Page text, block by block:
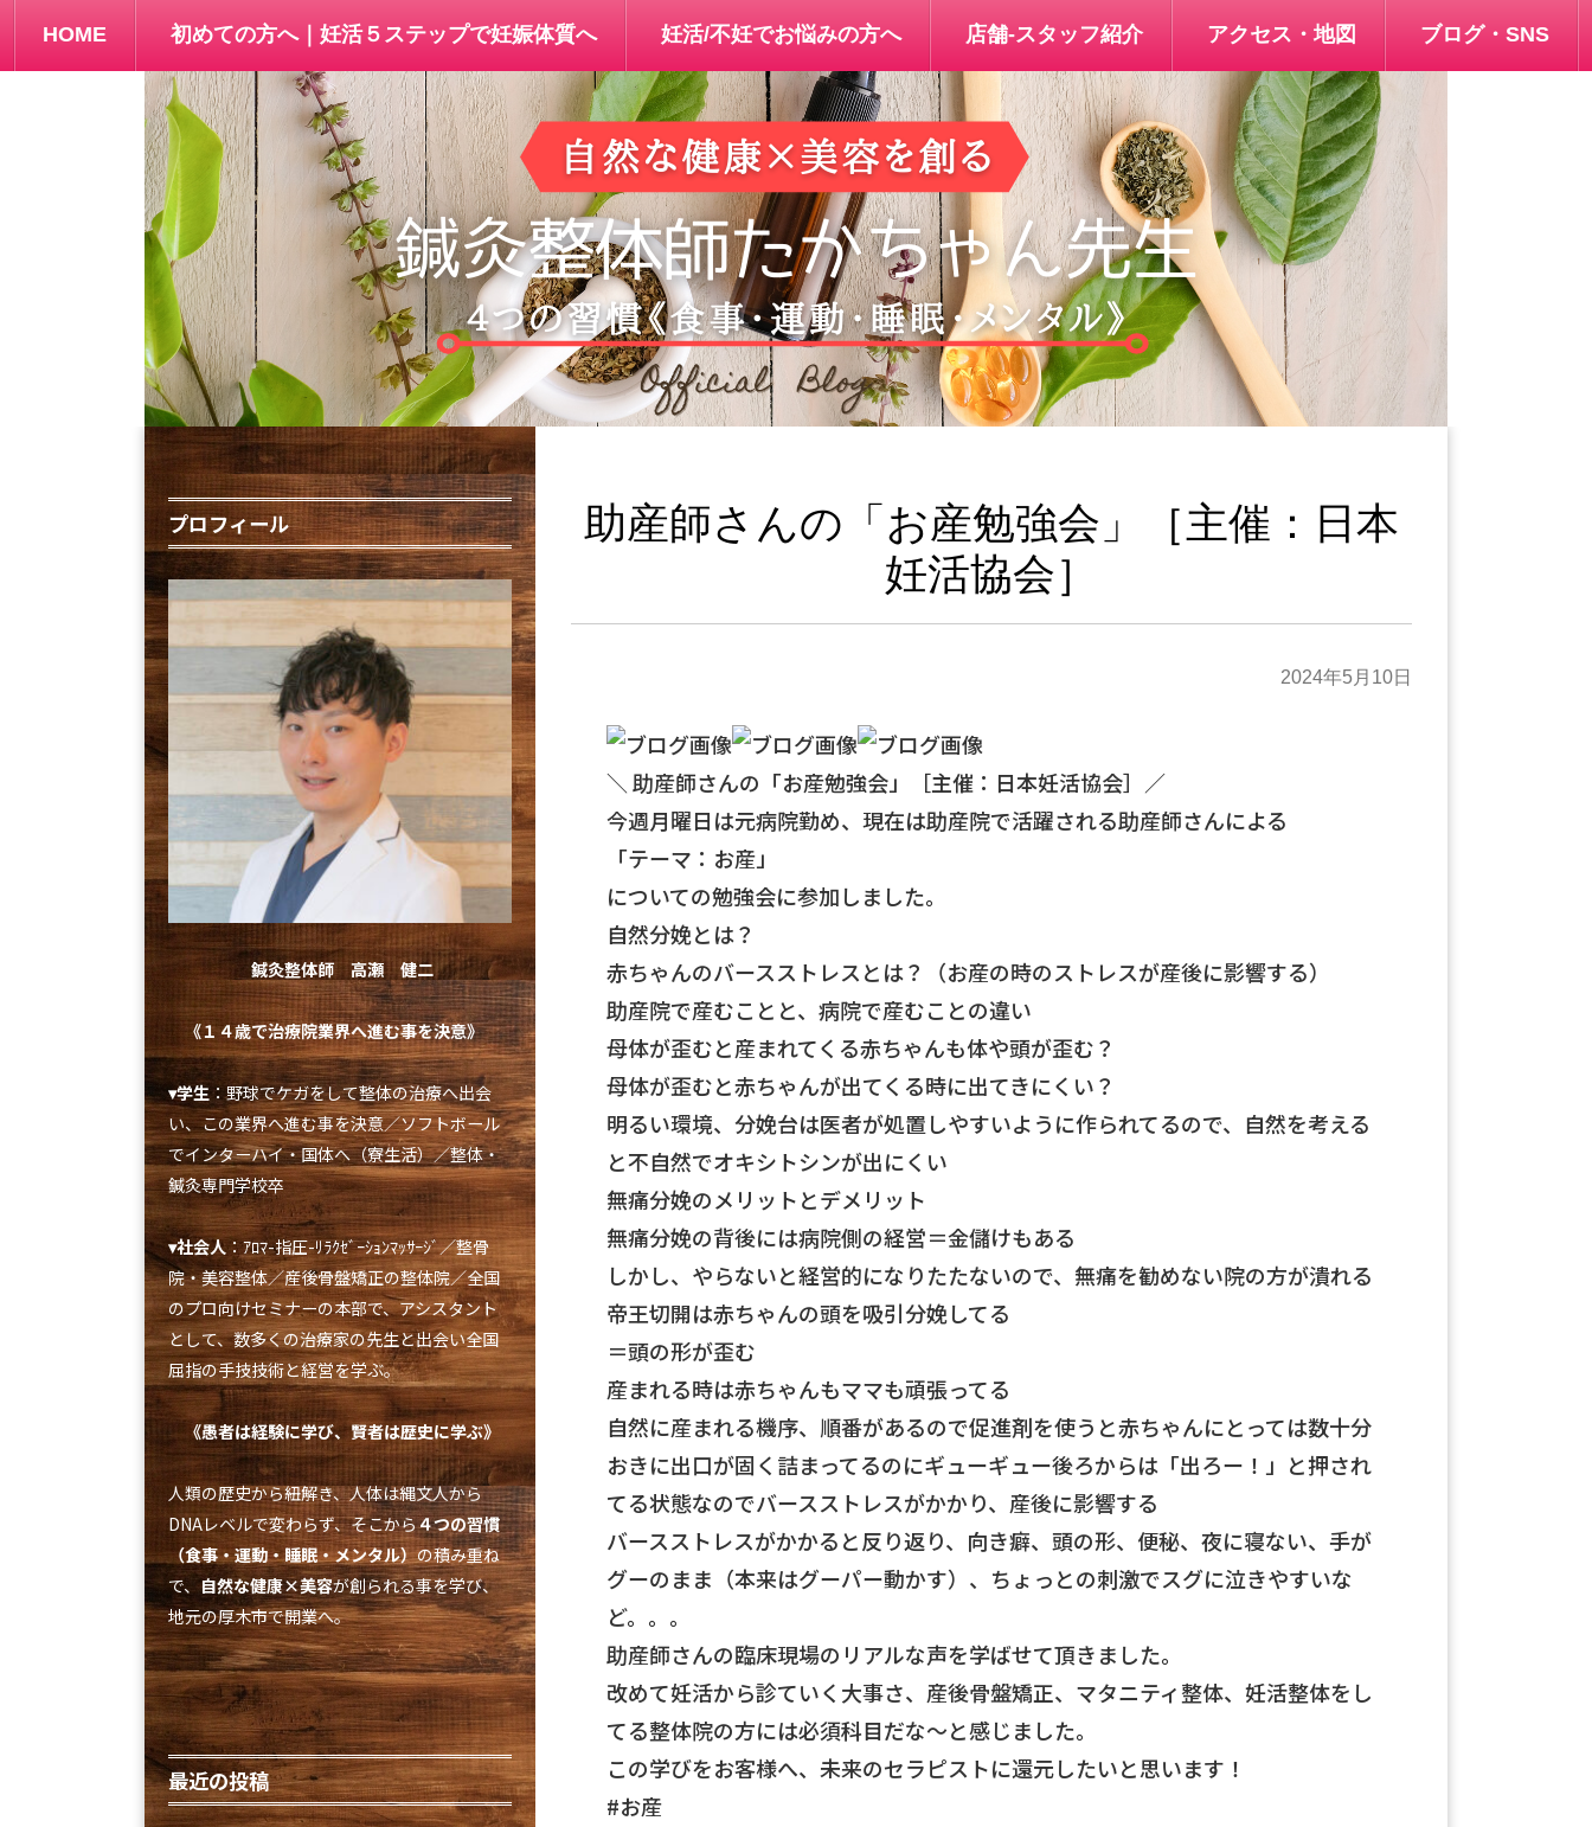
HOME 初めての方へ｜妊活５ステップで妊娠体質へ 妊活/不妊でお悩みの方へ 店舗-スタッフ紹介 アクセス・地図 ブログ・SNS
助産師さんの「お産勉強会」［主催：日本
妊活協会］
2024年5月10日
＼ 助産師さんの「お産勉強会」［主催：日本妊活協会］／
今週月曜日は元病院勤め、現在は助産院で活躍される助産師さんによる
「テーマ：お産」
についての勉強会に参加しました。
自然分娩とは？
赤ちゃんのバースストレスとは？（お産の時のストレスが産後に影響する）
助産院で産むことと、病院で産むことの違い
母体が歪むと産まれてくる赤ちゃんも体や頭が歪む？
母体が歪むと赤ちゃんが出てくる時に出てきにくい？
明るい環境、分娩台は医者が処置しやすいように作られてるので、自然を考える
と不自然でオキシトシンが出にくい
無痛分娩のメリットとデメリット
無痛分娩の背後には病院側の経営＝金儲けもある
しかし、やらないと経営的になりたたないので、無痛を勧めない院の方が潰れる
帝王切開は赤ちゃんの頭を吸引分娩してる
＝頭の形が歪む
産まれる時は赤ちゃんもママも頑張ってる
自然に産まれる機序、順番があるので促進剤を使うと赤ちゃんにとっては数十分
おきに出口が固く詰まってるのにギューギュー後ろからは「出ろー！」と押され
てる状態なのでバースストレスがかかり、産後に影響する
バースストレスがかかると反り返り、向き癖、頭の形、便秘、夜に寝ない、手が
グーのまま（本来はグーパー動かす）、ちょっとの刺激でスグに泣きやすいな
ど。。。
助産師さんの臨床現場のリアルな声を学ばせて頂きました。
改めて妊活から診ていく大事さ、産後骨盤矯正、マタニティ整体、妊活整体をし
てる整体院の方には必須科目だな～と感じました。
この学びをお客様へ、未来のセラピストに還元したいと思います！
#お産
プロフィール
鍼灸整体師 高瀬 健二
《１４歳で治療院業界へ進む事を決意》
▾学生：野球でケガをして整体の治療へ出会
い、この業界へ進む事を決意／ソフトボール
でインターハイ・国体へ（寮生活）／整体・
鍼灸専門学校卒
▾社会人：ｱﾛﾏ-指圧-ﾘﾗｸｾﾞｰｼｮﾝﾏｯｻｰｼﾞ／整骨
院・美容整体／産後骨盤矯正の整体院／全国
のプロ向けセミナーの本部で、アシスタント
として、数多くの治療家の先生と出会い全国
屈指の手技技術と経営を学ぶ。
《愚者は経験に学び、賢者は歴史に学ぶ》
人類の歴史から紐解き、人体は縄文人から
DNAレベルで変わらず、そこから４つの習慣
（食事・運動・睡眠・メンタル）の積み重ね
で、自然な健康×美容が創られる事を学び、
地元の厚木市で開業へ。
最近の投稿